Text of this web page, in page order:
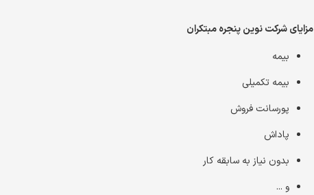
مزایای شركت نوين پنجره مبتكران
بیمه
بیمه تکمیلی
پورسانت فروش
پاداش
بدون نیاز به سابقه کار
و ...